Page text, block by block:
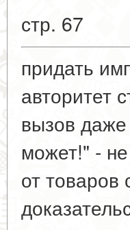
стр. 67
придать
авторитет
вызов
может!" -
от